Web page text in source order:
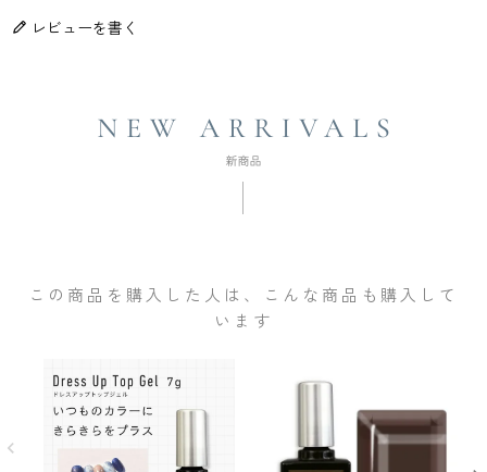
レビューを書く
この商品を購入した人は、こんな商品も購入して
います